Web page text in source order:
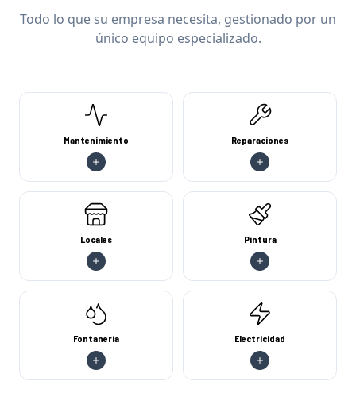
Todo lo que su empresa necesita, gestionado por un
único equipo especializado.
Mantenimiento Reparaciones
Locales Pintura
Fontanería Electricidad